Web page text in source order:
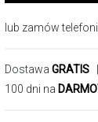
lub zamów
Dostawa GRATIS
100 dni na